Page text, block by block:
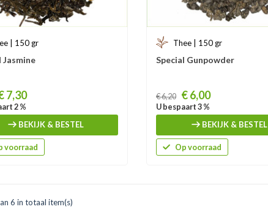
| 150 gr
Jasmine
7,30
2 %
BEKIJK & BESTEL
voorraad
Thee | 150 gr
Special Gunpowder
Prijs
€ 6,20 € 6,00
U bespaart 3 %
BEKIJK & BESTEL
Op voorraad
6 in totaal item(s)